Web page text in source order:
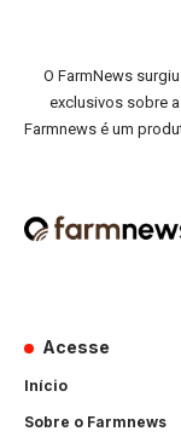
O FarmNews
exclusivos sobre
Farmnews é um
Acesse
Início
Sobre o Farmnews